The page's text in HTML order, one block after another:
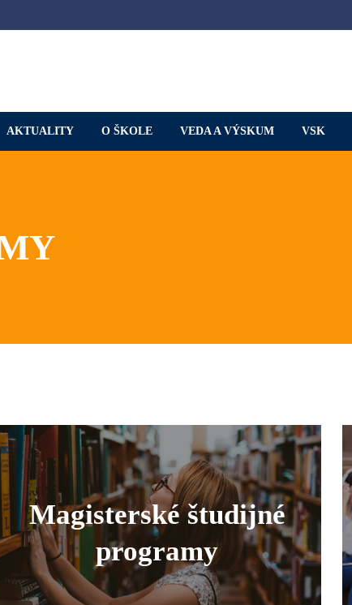
AKTUALITY O ŠKOLE VEDA A VÝSKUM VSK
Magisterské študijné
programy